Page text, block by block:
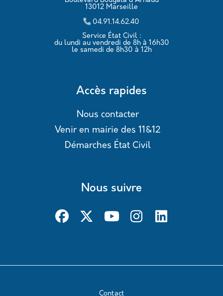
13012 Marseille
04.91.14.62.40
Service État Civil :
du lundi au vendredi de 8h à 16h30
le samedi de 8h30 à 12h
Accès rapides
Nous contacter
Venir en mairie des 11&12
Démarches État Civil
Nous suivre
Contact